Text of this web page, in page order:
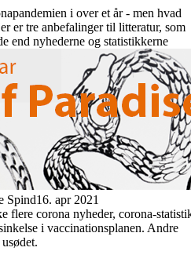
i over et år - men hvad
er tre anbefalinger til litteratur, som
end nyhederne og statistikkerne
Spind16. apr 2021
flere corona nyheder, corona-
i vaccinationsplanen. Andre